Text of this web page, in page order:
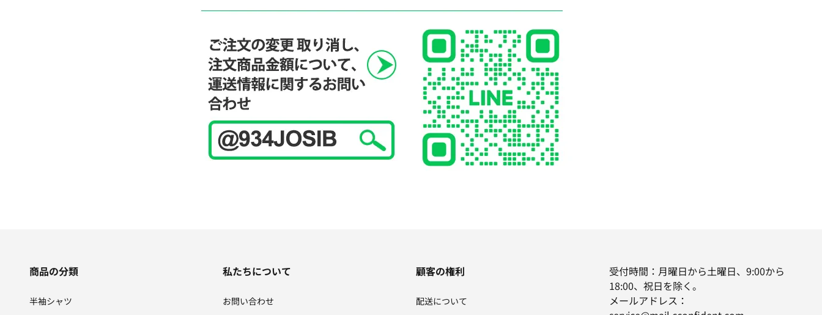
商品の分類
半袖シャツ
私たちについて
お問い合わせ
顧客の権利
配送について
受付時間：月曜日から土曜日、9:00から
18:00、祝日を除く。
メールアドレス：